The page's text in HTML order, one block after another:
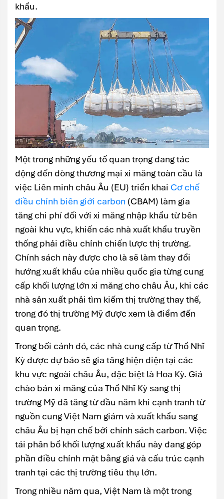
khẩu.
Một trong những yếu tố quan trọng đang tác
động đến dòng thương mại xi măng toàn cầu là
việc Liên minh châu Âu (EU) triển khai Cơ chế
điều chỉnh biên giới carbon (CBAM) làm gia
tăng chi phí đối với xi măng nhập khẩu từ bên
ngoài khu vực, khiến các nhà xuất khẩu truyền
thống phải điều chỉnh chiến lược thị trường.
Chính sách này được cho là sẽ làm thay đổi
hướng xuất khẩu của nhiều quốc gia từng cung
cấp khối lượng lớn xi măng cho châu Âu, khi các
nhà sản xuất phải tìm kiếm thị trường thay thế,
trong đó thị trường Mỹ được xem là điểm đến
quan trọng.
Trong bối cảnh đó, các nhà cung cấp từThổ Nhĩ
Kỳ được dự báo sẽ gia tăng hiện diện tại các
khu vực ngoài châu Âu, đặc biệt là Hoa Kỳ. Giá
chào bán xi măng của Thổ Nhĩ Kỳ sang thị
trường Mỹ đã tăng từ đầu năm khi cạnh tranh từ
nguồn cung Việt Nam giảm và xuất khẩu sang
châu Âu bị hạn chế bởi chính sách carbon. Việc
tái phân bổ khối lượng xuất khẩu này đang góp
phần điều chỉnh mặt bằng giá và cấu trúc cạnh
tranh tại các thị trường tiêu thụ lớn.
Trong nhiều năm qua, Việt Nam là một trong